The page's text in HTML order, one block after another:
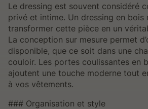
Le dressing est souvent considéré
privé et intime. Un dressing en bois
transformer cette pièce en un
La conception sur mesure permet
disponible, que ce soit dans une
couloir. Les portes coulissantes en
ajoutent une touche moderne tout
à vos vêtements.
### Organisation et style